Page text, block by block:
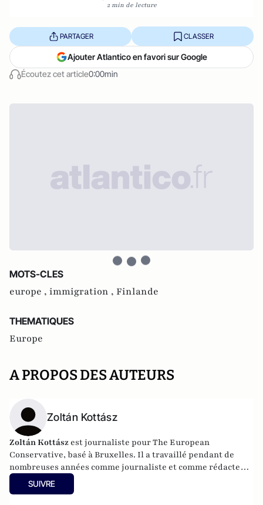
2 min de lecture
Écoutez cet article0:00min
PARTAGER CLASSER
Ajouter Atlantico en favori sur Google
MOTS-CLES
europe , immigration , Finlande
THEMATIQUES
Europe
A PROPOS DES AUTEURS
Zoltán Kottász
Zoltán Kottász est journaliste pour The European
Conservative, basé à Bruxelles. Il a travaillé pendant de
nombreuses années comme journaliste et comme rédacteur
en chef du service étranger du quotidien hongrois Magyar
Nemzet. Il s'intéresse principalement à la politique
SUIVRE